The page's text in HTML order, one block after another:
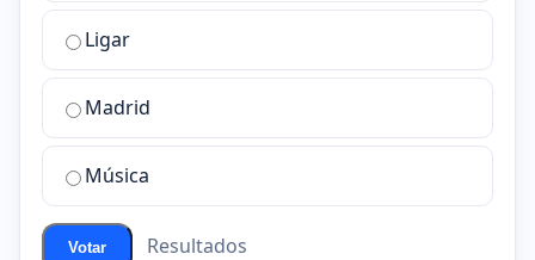
la
mejor
sala
chat
ChatZona?
Ligar
Madrid
Música
Votar Resultados